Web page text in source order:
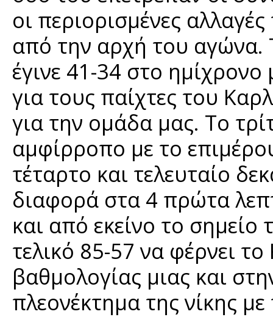
οι περιορισμένες
από την αρχή του
έγινε 41-34 στο
για τους παίχτες του
για την ομάδα μας. Το
αμφίρροπο με το
τέταρτο και τελευταίο
διαφορά στα 4 πρώτα
και από εκείνο το σημείο
τελικό 85-57 να φέρνει
βαθμολογίας μιας και
πλεονέκτημα της νίκης